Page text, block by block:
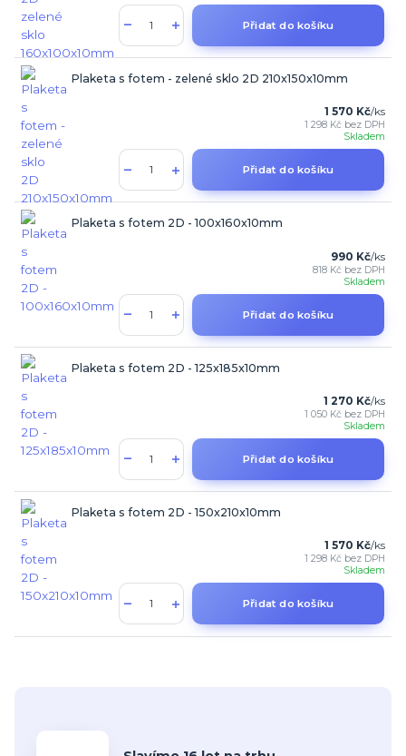
Přidat do košíku
Plaketa s fotem - zelené sklo 2D 210x150x10mm
1 570 Kč/ks
1 298 Kč bez DPH
Skladem
Přidat do košíku
Plaketa s fotem 2D - 100x160x10mm
990 Kč/ks
818 Kč bez DPH
Skladem
Přidat do košíku
Plaketa s fotem 2D - 125x185x10mm
1 270 Kč/ks
1 050 Kč bez DPH
Skladem
Přidat do košíku
Plaketa s fotem 2D - 150x210x10mm
1 570 Kč/ks
1 298 Kč bez DPH
Skladem
Přidat do košíku